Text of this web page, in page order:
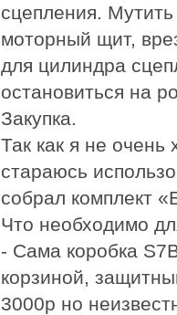
сцепления.
моторный щит,
для цилиндра
остановиться на
Закупка.
Так как я не очень
стараюсь
собрал комплект
Что необходимо
- Сама коробка
корзиной,
3000р но